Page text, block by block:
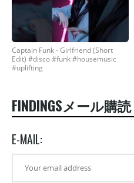
Captain Funk - Girlfriend (Short
Edit) #disco #funk #housemusic
#uplifting
FINDINGSメール購読
E-MAIL: